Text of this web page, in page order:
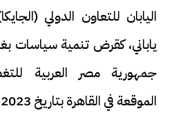
ياباني، كقرض تنمية سياسات
جمهورية مصر العربية
الموقعة في القاهرة بتاريخ 22/2/2023.